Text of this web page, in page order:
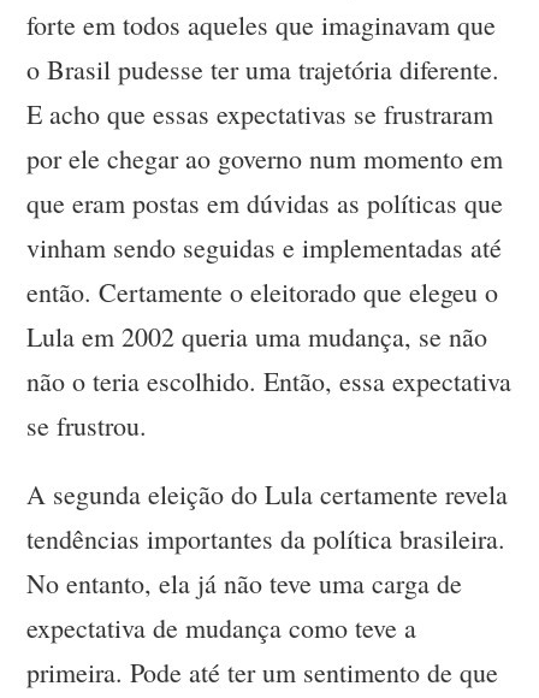
forte em todos aqueles que imaginavam que
o Brasil pudesse ter uma trajetória diferente.
E acho que essas expectativas se frustraram
por ele chegar ao governo num momento em
que eram postas em dúvidas as políticas que
vinham sendo seguidas e implementadas até
então. Certamente o eleitorado que elegeu o
Lula em 2002 queria uma mudança, se não
não o teria escolhido. Então, essa expectativa
se frustrou.
A segunda eleição do Lula certamente revela
tendências importantes da política brasileira.
No entanto, ela já não teve uma carga de
expectativa de mudança como teve a
primeira. Pode até ter um sentimento de que